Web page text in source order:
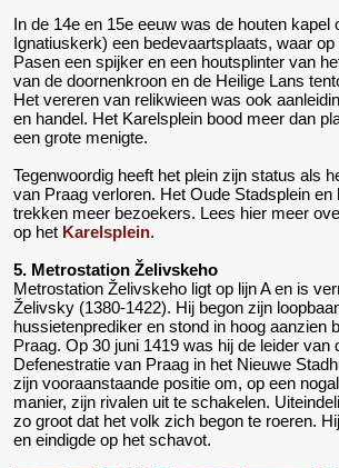
In de 14e en 15e eeuw was de houten kapel
Ignatiuskerk) een bedevaartsplaats, waar
Pasen een spijker en een houtsplinter van
van de doornenkroon en de Heilige Lans
Het vereren van relikwieen was ook
en handel. Het Karelsplein bood meer dan
een grote menigte.
Tegenwoordig heeft het plein zijn status als
van Praag verloren. Het Oude Stadsplein en
trekken meer bezoekers. Lees hier meer
op het Karelsplein.
5. Metrostation Želivskeho
Metrostation Želivskeho ligt op lijn A en is
Želivsky (1380-1422). Hij begon zijn
hussietenprediker en stond in hoog aanzien
Praag. Op 30 juni 1419 was hij de leider van
Defenestratie van Praag in het Nieuwe
zijn vooraanstaande positie om, op een
manier, zijn rivalen uit te schakelen.
zo groot dat het volk zich begon te roeren.
en eindigde op het schavot.